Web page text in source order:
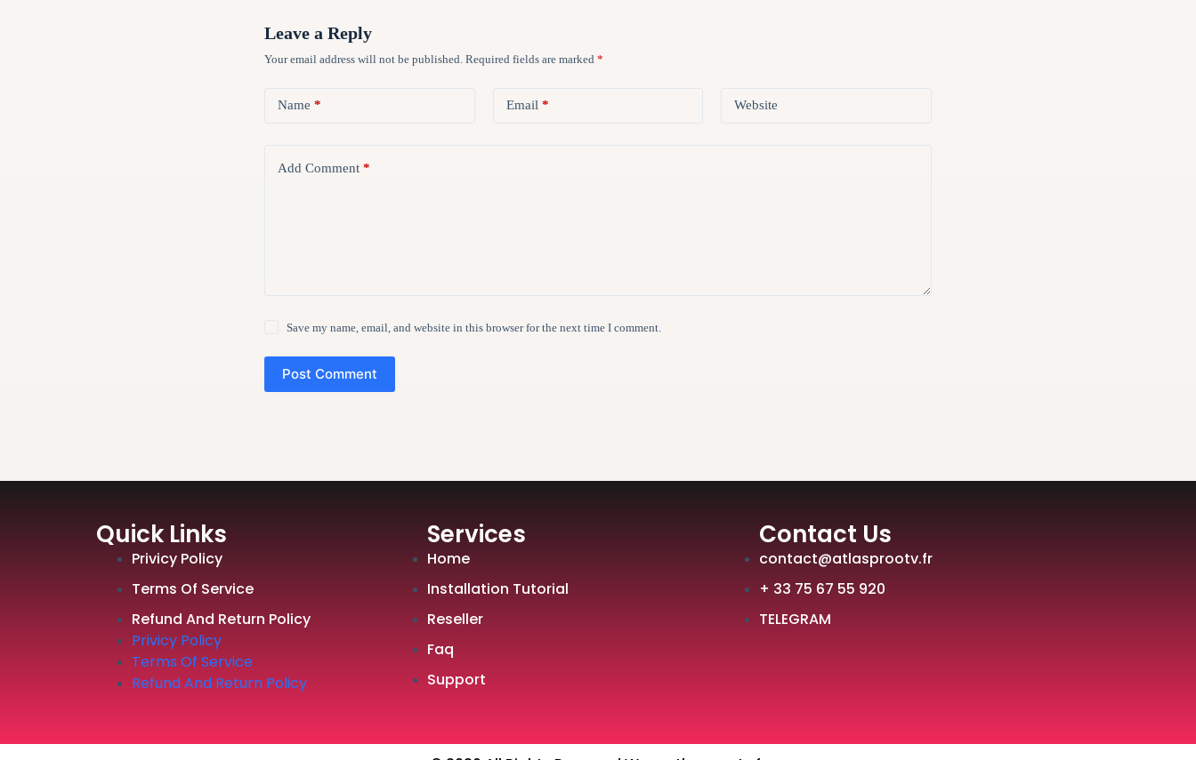
Leave a Reply
Your email address will not be published. Required fields are marked *
Name * Email * Website
Add Comment *
Save my name, email, and website in this browser for the next time I comment.
Post Comment
Quick Links
Privicy Policy
Terms Of Service
Refund And Return Policy
Privicy Policy
Terms Of Service
Refund And Return Policy
Services
Home
Installation Tutorial
Reseller
Faq
Support
Contact Us
contact@atlasprootv.fr
+ 33 75 67 55 920
TELEGRAM